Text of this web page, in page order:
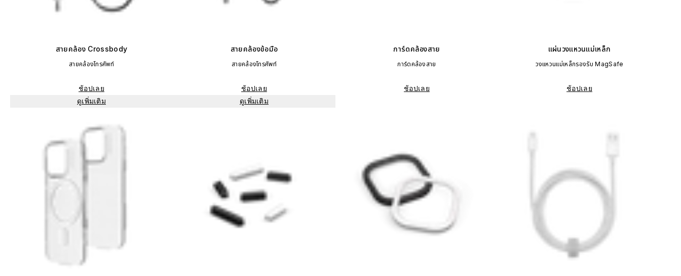
สายคล้อง Crossbody
สายคล้องโทรศัพท์
ช้อปเลย
ดูเพิ่มเติม
สายคล้องข้อมือ
สายคล้องโทรศัพท์
ช้อปเลย
ดูเพิ่มเติม
การ์ดคล้องสาย
การ์ดคล้องสาย
ช้อปเลย
แผ่นวงแหวนแม่เหล็ก
วงแหวนแม่เหล็กรองรับ MagSafe
ช้อปเลย